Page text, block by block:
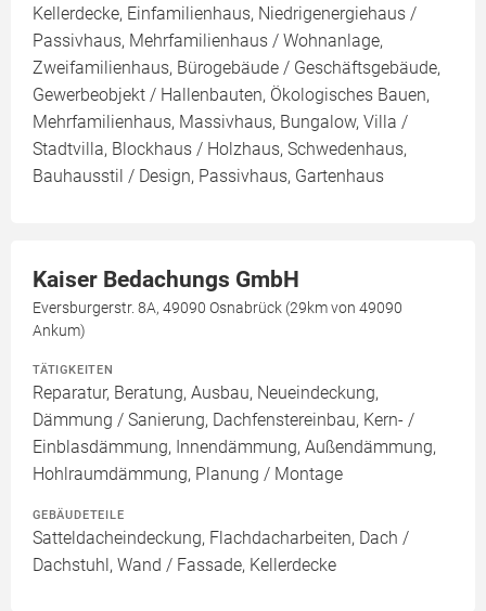
Kellerdecke, Einfamilienhaus, Niedrigenergiehaus /
Passivhaus, Mehrfamilienhaus / Wohnanlage,
Zweifamilienhaus, Bürogebäude / Geschäftsgebäude,
Gewerbeobjekt / Hallenbauten, Ökologisches Bauen,
Mehrfamilienhaus, Massivhaus, Bungalow, Villa /
Stadtvilla, Blockhaus / Holzhaus, Schwedenhaus,
Bauhausstil / Design, Passivhaus, Gartenhaus
Kaiser Bedachungs GmbH
Eversburgerstr. 8A, 49090 Osnabrück (29km von 49090
Ankum)
TÄTIGKEITEN
Reparatur, Beratung, Ausbau, Neueindeckung,
Dämmung / Sanierung, Dachfenstereinbau, Kern- /
Einblasdämmung, Innendämmung, Außendämmung,
Hohlraumdämmung, Planung / Montage
GEBÄUDETEILE
Satteldacheindeckung, Flachdacharbeiten, Dach /
Dachstuhl, Wand / Fassade, Kellerdecke